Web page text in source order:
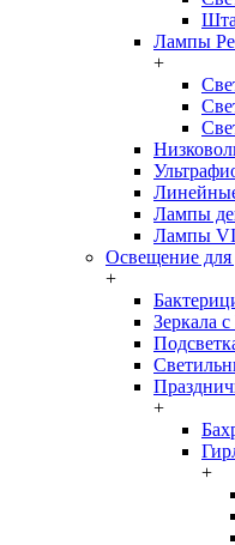
Лампы
+
Лампы
Лампы
Освещение для
+
Зеркала
+
+